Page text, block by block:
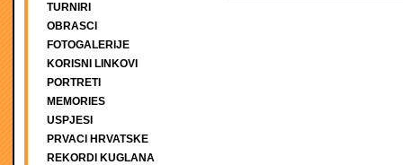
TURNIRI
OBRASCI
FOTOGALERIJE
KORISNI LINKOVI
PORTRETI
MEMORIES
USPJESI
PRVACI HRVATSKE
REKORDI KUGLANA